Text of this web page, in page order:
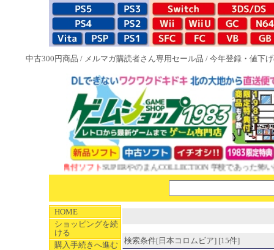
中古300円商品 / メルマガ購読者さん専用セール品 / 今年登録・値下
1983特典付ソフトSUPERやのまんCOLLECTION 学校であった怖い話と
HOME
ショッピングを続
ける
購入手続きへ進む
検索条件[日本コロムビア] [15件]